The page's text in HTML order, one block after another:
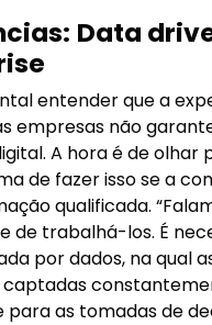
Data
entender que a
empresas não
A hora é de olhar
de fazer isso se a
qualificada.
de trabalhá-los. É
por dados, na qual
as tomadas de